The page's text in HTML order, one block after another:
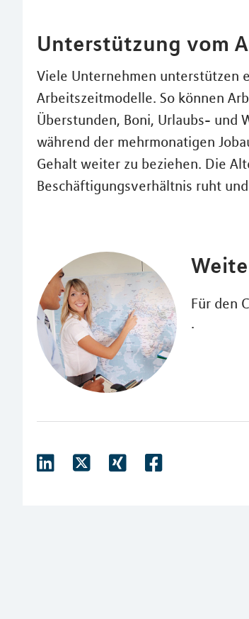
Unterstützung vom
Viele Unternehmen unterstützen
Arbeitszeitmodelle. So können
Überstunden, Boni, Urlaubs- und
während der mehrmonatigen
Gehalt weiter zu beziehen. Die
Beschäftigungsverhältnis ruht
Für den
.